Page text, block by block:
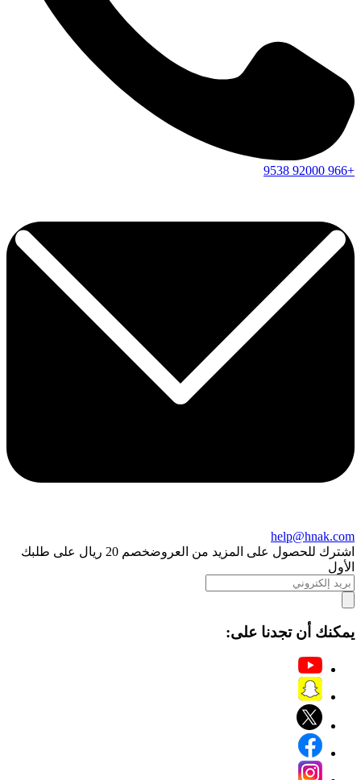
+966
92000
9538
help@hnak.com
اشترك للحصول على المزيد من العروض
خصم 20 ريال على طلبك
الأول
يمكنك أن تجدنا على: